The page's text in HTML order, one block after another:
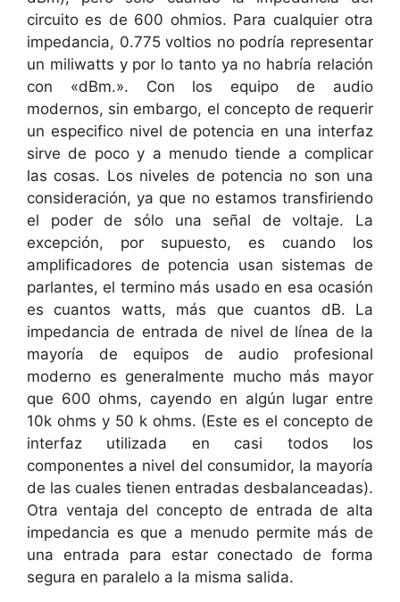
circuito es de 600 ohmios. Para cualquier otra
impedancia, 0.775 voltios no podría representar
un miliwatts y por lo tanto ya no habría relación
con «dBm.». Con los equipo de audio
modernos, sin embargo, el concepto de requerir
un especifico nivel de potencia en una interfaz
sirve de poco y a menudo tiende a complicar
las cosas. Los niveles de potencia no son una
consideración, ya que no estamos transfiriendo
el poder de sólo una señal de voltaje. La
excepción, por supuesto, es cuando los
amplificadores de potencia usan sistemas de
parlantes, el termino más usado en esa ocasión
es cuantos watts, más que cuantos dB. La
impedancia de entrada de nivel de línea de la
mayoría de equipos de audio profesional
moderno es generalmente mucho más mayor
que 600 ohms, cayendo en algún lugar entre
10k ohms y 50 k ohms. (Este es el concepto de
interfaz utilizada en casi todos los
componentes a nivel del consumidor, la mayoría
de las cuales tienen entradas desbalanceadas).
Otra ventaja del concepto de entrada de alta
impedancia es que a menudo permite más de
una entrada para estar conectado de forma
segura en paralelo a la misma salida.